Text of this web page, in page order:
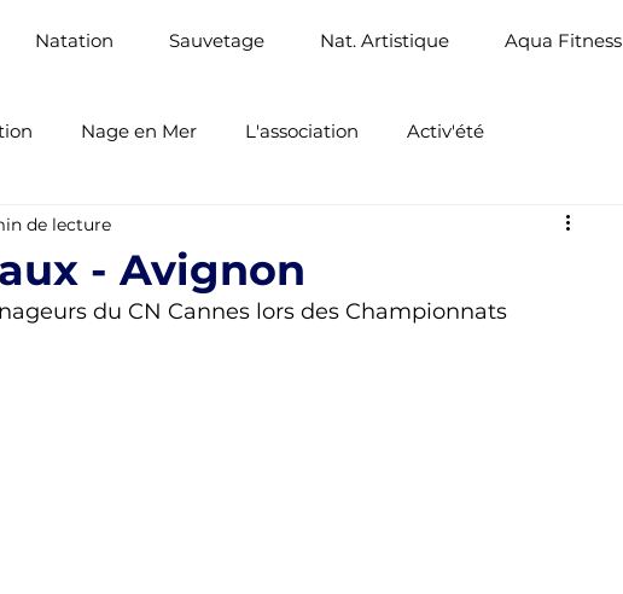
Natation Sauvetage Nat. Artistique Aqua Fitness
Nage en Mer L'association Activ'été
Sportif
- Avignon
de lecture
du CN Cannes lors des Championnats